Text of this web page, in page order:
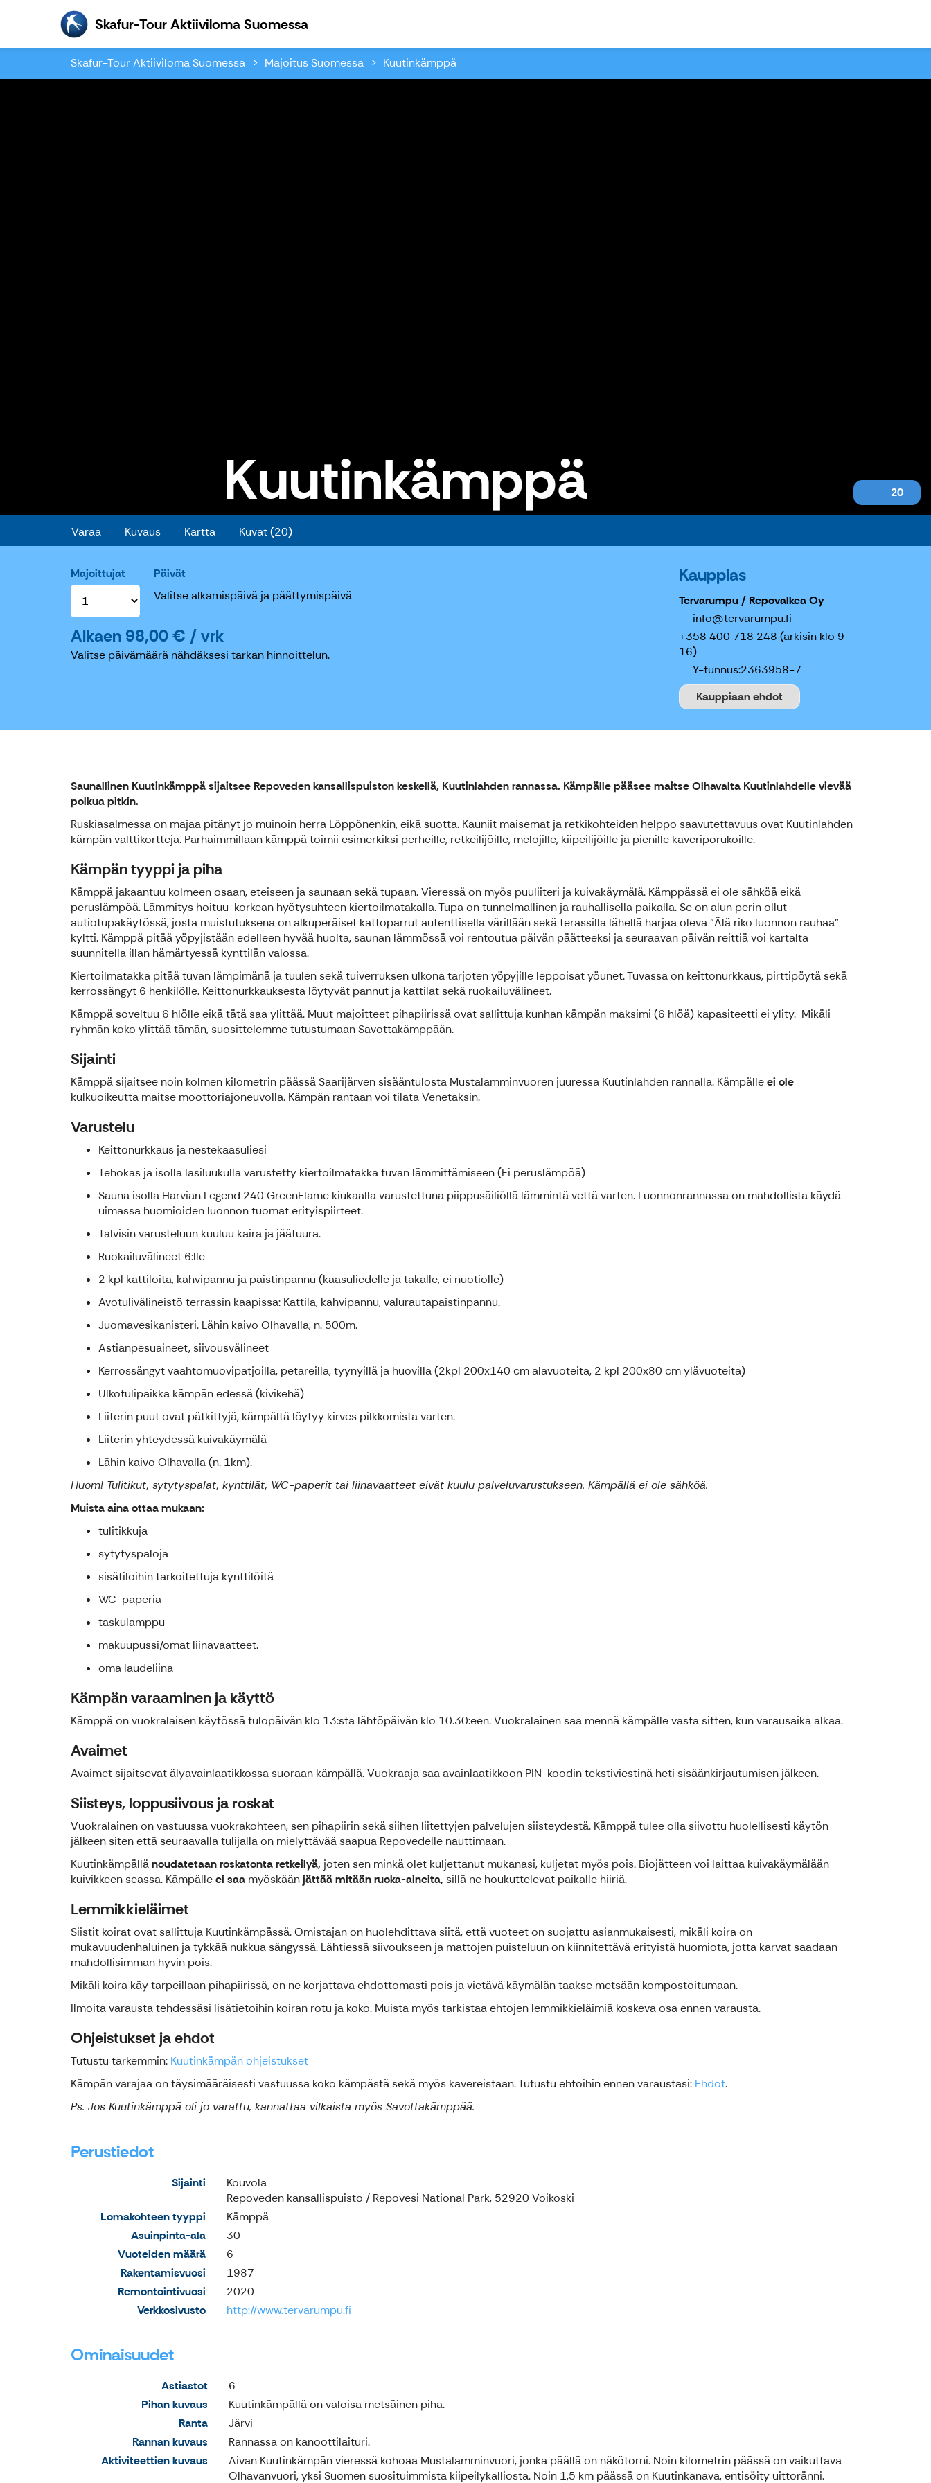
Skafur-Tour Aktiiviloma SuomessaSkafur-Tour Aktiiviloma Suomessa
Skafur-Tour Aktiiviloma Suomessa Majoitus Suomessa Kuutinkämppä
Kuutinkämppä 20
Varaa Kuvaus Kartta Kuvat (20)
Majoittujat
Päivät
Valitse alkamispäivä ja päättymispäivä
Alkaen 98,00 € / vrk
Valitse päivämäärä nähdäksesi tarkan hinnoittelun.
Kauppias
Tervarumpu / Repovalkea Oy
info@tervarumpu.fi
+358 400 718 248 (arkisin klo 9-
16)
Y-tunnus:2363958-7
Kauppiaan ehdot
Saunallinen Kuutinkämppä sijaitsee Repoveden kansallispuiston keskellä, Kuutinlahden rannassa. Kämpälle pääsee maitse Olhavalta Kuutinlahdelle vievää
polkua pitkin.
Ruskiasalmessa on majaa pitänyt jo muinoin herra Löppönenkin, eikä suotta. Kauniit maisemat ja retkikohteiden helppo saavutettavuus ovat Kuutinlahden
kämpän valttikortteja. Parhaimmillaan kämppä toimii esimerkiksi perheille, retkeilijöille, melojille, kiipeilijöille ja pienille kaveriporukoille.
Kämpän tyyppi ja piha
Kämppä jakaantuu kolmeen osaan, eteiseen ja saunaan sekä tupaan. Vieressä on myös puuliiteri ja kuivakäymälä. Kämppässä ei ole sähköä eikä
peruslämpöä. Lämmitys hoituu korkean hyötysuhteen kiertoilmatakalla. Tupa on tunnelmallinen ja rauhallisella paikalla. Se on alun perin ollut
autiotupakäytössä, josta muistutuksena on alkuperäiset kattoparrut autenttisella värillään sekä terassilla lähellä harjaa oleva "Älä riko luonnon rauhaa"
kyltti. Kämppä pitää yöpyjistään edelleen hyvää huolta, saunan lämmössä voi rentoutua päivän päätteeksi ja seuraavan päivän reittiä voi kartalta
suunnitella illan hämärtyessä kynttilän valossa.
Kiertoilmatakka pitää tuvan lämpimänä ja tuulen sekä tuiverruksen ulkona tarjoten yöpyjille leppoisat yöunet. Tuvassa on keittonurkkaus, pirttipöytä sekä
kerrossängyt 6 henkilölle. Keittonurkkauksesta löytyvät pannut ja kattilat sekä ruokailuvälineet.
Kämppä soveltuu 6 hlölle eikä tätä saa ylittää. Muut majoitteet pihapiirissä ovat sallittuja kunhan kämpän maksimi (6 hlöä) kapasiteetti ei ylity. Mikäli
ryhmän koko ylittää tämän, suosittelemme tutustumaan Savottakämppään.
Sijainti
Kämppä sijaitsee noin kolmen kilometrin päässä Saarijärven sisääntulosta Mustalamminvuoren juuressa Kuutinlahden rannalla. Kämpälleei ole
kulkuoikeutta maitse moottoriajoneuvolla. Kämpän rantaan voi tilata Venetaksin.
Varustelu
Keittonurkkaus ja nestekaasuliesi
Tehokas ja isolla lasiluukulla varustetty kiertoilmatakka tuvan lämmittämiseen (Ei peruslämpöä)
Sauna isolla Harvian Legend 240 GreenFlame kiukaalla varustettuna piippusäiliöllä lämmintä vettä varten. Luonnonrannassa on mahdollista käydä
uimassa huomioiden luonnon tuomat erityispiirteet.
Talvisin varusteluun kuuluu kaira ja jäätuura.
Ruokailuvälineet 6:lle
2 kpl kattiloita, kahvipannu ja paistinpannu (kaasuliedelle ja takalle, ei nuotiolle)
Avotulivälineistö terrassin kaapissa: Kattila, kahvipannu, valurautapaistinpannu.
Juomavesikanisteri. Lähin kaivo Olhavalla, n. 500m.
Astianpesuaineet, siivousvälineet
Kerrossängyt vaahtomuovipatjoilla, petareilla, tyynyillä ja huovilla (2kpl 200x140 cm alavuoteita, 2 kpl 200x80 cm ylävuoteita)
Ulkotulipaikka kämpän edessä (kivikehä)
Liiterin puut ovat pätkittyjä, kämpältä löytyy kirves pilkkomista varten.
Liiterin yhteydessä kuivakäymälä
Lähin kaivo Olhavalla (n. 1km).
Huom! Tulitikut, sytytyspalat, kynttilät, WC-paperit tai liinavaatteet eivät kuulu palveluvarustukseen. Kämpällä ei ole sähköä.
Muista aina ottaa mukaan:
tulitikkuja
sytytyspaloja
sisätiloihin tarkoitettuja kynttilöitä
WC-paperia
taskulamppu
makuupussi/omat liinavaatteet.
oma laudeliina
Kämpän varaaminen ja käyttö
Kämppä on vuokralaisen käytössä tulopäivän klo 13:sta lähtöpäivän klo 10.30:een. Vuokralainen saa mennä kämpälle vasta sitten, kun varausaika alkaa.
Avaimet
Avaimet sijaitsevat älyavainlaatikkossa suoraan kämpällä. Vuokraaja saa avainlaatikkoon PIN-koodin tekstiviestinä heti sisäänkirjautumisen jälkeen.
Siisteys, loppusiivous ja roskat
Vuokralainen on vastuussa vuokrakohteen, sen pihapiirin sekä siihen liitettyjen palvelujen siisteydestä. Kämppä tulee olla siivottu huolellisesti käytön
jälkeen siten että seuraavalla tulijalla on mielyttävää saapua Repovedelle nauttimaan.
Kuutinkämpällänoudatetaan roskatonta retkeilyä, joten sen minkä olet kuljettanut mukanasi, kuljetat myös pois. Biojätteen voi laittaa kuivakäymälään
kuivikkeen seassa. Kämpälleei saa myöskäänjättää mitään ruoka-aineita, sillä ne houkuttelevat paikalle hiiriä.
Lemmikkieläimet
Siistit koirat ovat sallittuja Kuutinkämpässä. Omistajan on huolehdittava siitä, että vuoteet on suojattu asianmukaisesti, mikäli koira on
mukavuudenhaluinen ja tykkää nukkua sängyssä. Lähtiessä siivoukseen ja mattojen puisteluun on kiinnitettävä erityistä huomiota, jotta karvat saadaan
mahdollisimman hyvin pois.
Mikäli koira käy tarpeillaan pihapiirissä, on ne korjattava ehdottomasti pois ja vietävä käymälän taakse metsään kompostoitumaan.
Ilmoita varausta tehdessäsi lisätietoihin koiran rotu ja koko. Muista myös tarkistaa ehtojen lemmikkieläimiä koskeva osa ennen varausta.
Ohjeistukset ja ehdot
Tutustu tarkemmin: Kuutinkämpän ohjeistukset
Kämpän varajaa on täysimääräisesti vastuussa koko kämpästä sekä myös kavereistaan. Tutustu ehtoihin ennen varaustasi: Ehdot.
Ps. Jos Kuutinkämppä oli jo varattu, kannattaa vilkaista myös Savottakämppää.
Perustiedot
Sijainti
Kouvola
Repoveden kansallispuisto / Repovesi National Park, 52920 Voikoski
Lomakohteen tyyppi
Kämppä
Asuinpinta-ala
30
Vuoteiden määrä
6
Rakentamisvuosi
1987
Remontointivuosi
2020
Verkkosivusto
http://www.tervarumpu.fi
Ominaisuudet
Astiastot
6
Pihan kuvaus
Kuutinkämpällä on valoisa metsäinen piha.
Ranta
Järvi
Rannan kuvaus
Rannassa on kanoottilaituri.
Aktiviteettien kuvaus
Aivan Kuutinkämpän vieressä kohoaa Mustalamminvuori, jonka päällä on näkötorni. Noin kilometrin päässä on vaikuttava
Olhavanvuori, yksi Suomen suosituimmista kiipeilykalliosta. Noin 1,5 km päässä on Kuutinkanava, entisöity uittoränni.